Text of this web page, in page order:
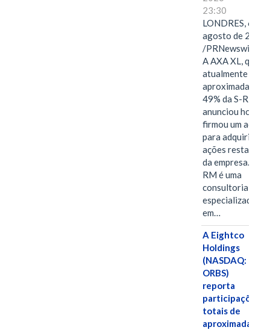
23:30
LONDRES, 6 de
agosto de 2026
/PRNewswire/ --
A AXA XL, que
atualmente
49% da S-RM,
anunciou hoje
firmou um
para adquirir as
ações restantes
da empresa. A S-
RM é uma
consultoria
especializada
em…
A Eightco
Holdings
(NASDAQ:
ORBS)
reporta
participações
totais de